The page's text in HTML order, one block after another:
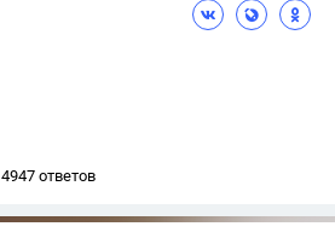
4947 ответов